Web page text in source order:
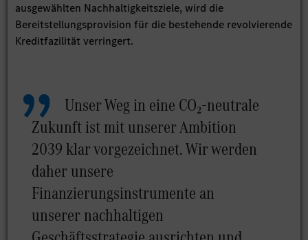
ausgewählten Nachhaltigkeitsziele, wird die
Bereitstellungsprovision für die bestehende revolvierende
Kreditfazilität verringert.
Unser Weg in eine CO₂-neutrale
Zukunft ist mit unserer Ambition
2039 klar vorgezeichnet. Wir werden
daher unsere
Finanzierungsinstrumente an
unserer nachhaltigen